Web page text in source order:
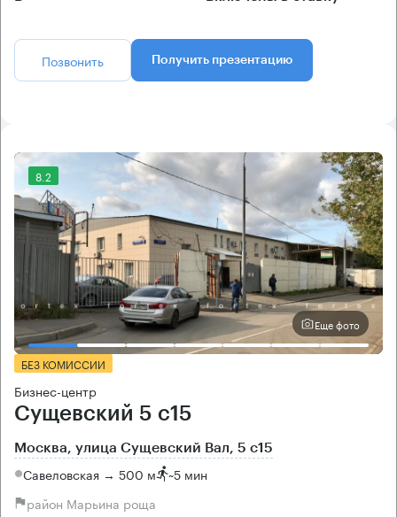
Позвонить Получить презентацию
8.2
Еще фото
БЕЗ КОМИССИИ
Бизнес-центр
Сущевский 5 с15
Москва, улица Сущевский Вал, 5 с15
Савеловская → 500 м ~5 мин
район Марьина роща